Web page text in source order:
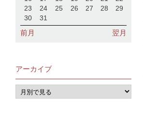
23
24 25 26 27 28
29
30
31
前月 翌月
アーカイブ